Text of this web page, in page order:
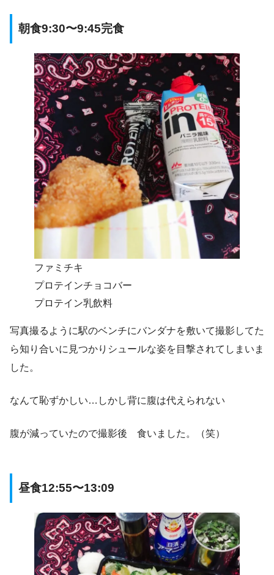
朝食9:30〜9:45完食
ファミチキ
プロテインチョコバー
プロテイン乳飲料
写真撮るように駅のベンチにバンダナを敷いて撮影してた
ら知り合いに見つかりシュールな姿を目撃されてしまいま
した。
なんて恥ずかしい…しかし背に腹は代えられない
腹が減っていたので撮影後 食いました。（笑）
昼食12:55〜13:09